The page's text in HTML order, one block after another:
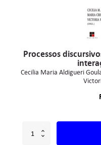
Processos
Cecilia Maria Aldigueri